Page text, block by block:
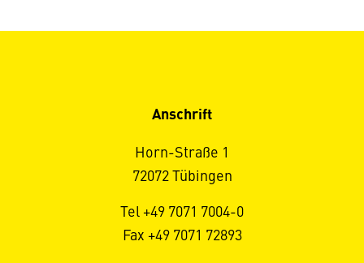
Anschrift
Horn-Straße 1
72072 Tübingen
Tel +49 7071 7004-0
Fax +49 7071 72893